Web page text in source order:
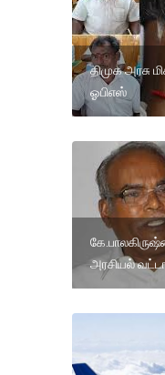
திமுக அரசு
ஓபிஎஸ்
அரசியல்